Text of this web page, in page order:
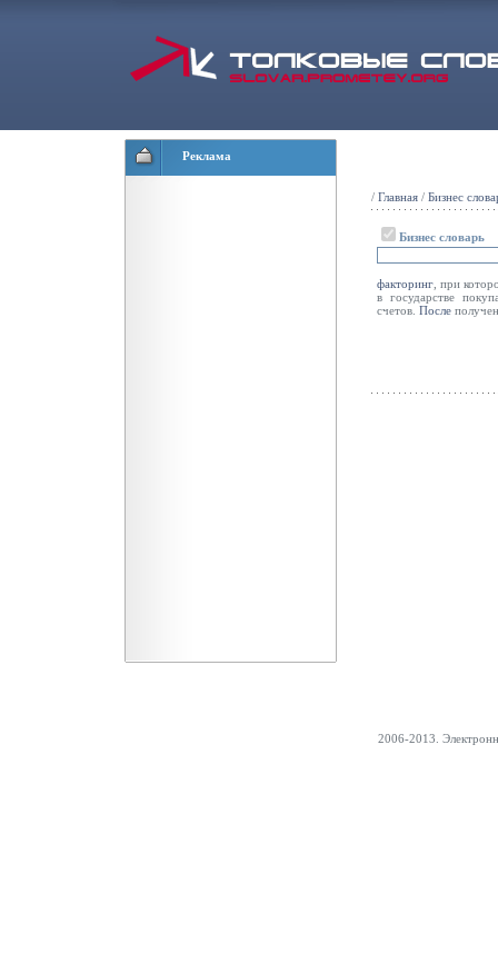
Реклама
/ Главная / Бизнес
Бизнес словарь
факторинг , при
в государстве
счетов. После
2006-2013.